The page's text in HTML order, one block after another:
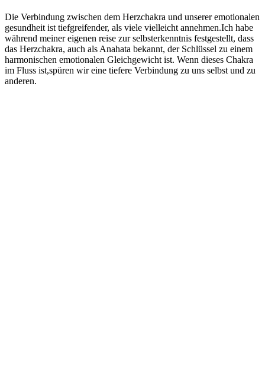
Die ⁣Verbindung zwischen dem Herzchakra ⁣und unserer emotionalen
gesundheit ist tiefgreifender, als viele vielleicht annehmen.Ich habe
während meiner eigenen reise ⁢zur selbsterkenntnis festgestellt, dass
das Herzchakra, auch‍ als Anahata bekannt, der Schlüssel ⁢zu einem
harmonischen emotionalen‌ Gleichgewicht ist. ⁣Wenn dieses Chakra
im ⁣Fluss ist,spüren wir eine tiefere Verbindung zu ‌uns selbst‍ und ‍zu
‌anderen.